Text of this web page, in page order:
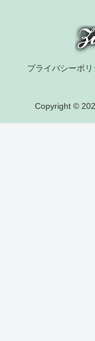
プライバシーポリ
Copyright ©